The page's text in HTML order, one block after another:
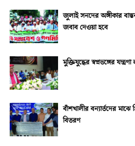
জুলাই সনদের অঙ্গীকার
জবাব দেওয়া হবে
মুক্তিযুদ্ধের স্বপ্নভঙ্গের
বাঁশখালীর বন্যার্তদের মাঝে
বিতরণ